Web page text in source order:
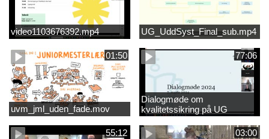
video1103676392.mp4 UG_UddSyst_Final_sub.mp4
01:50
uvm_jml_uden_fade.mov
77:06
Dialogmøde om
kvalitetssikring på UG
55:12 03:00